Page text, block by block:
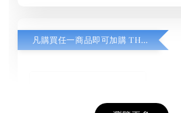
凡購買任一商品即可加購 THT 九週年紀念 T-shirt